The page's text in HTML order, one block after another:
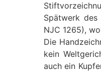
Spätwerk des
NJC 1265),
Die
kein
auch ein